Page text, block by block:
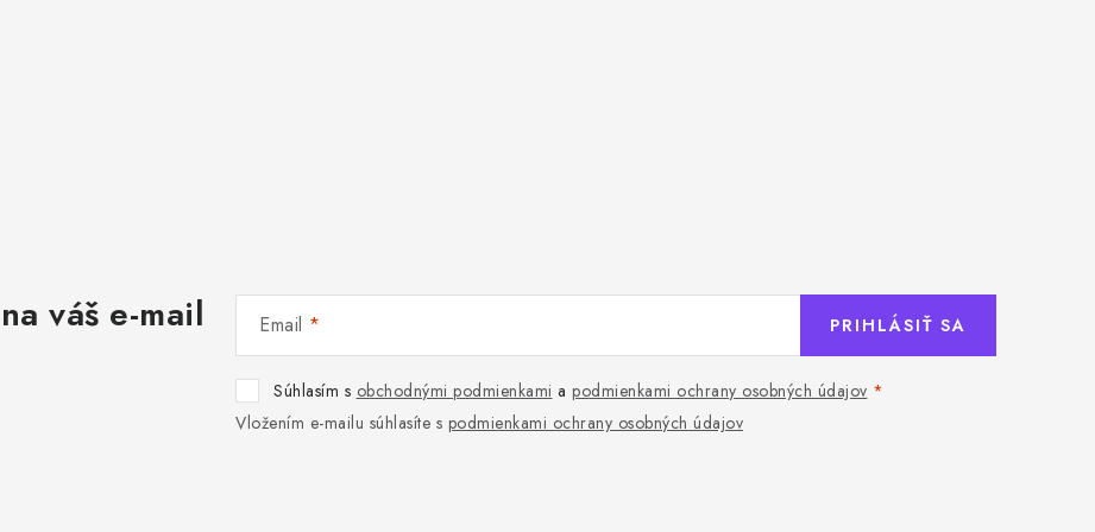
váš e-mail Email
Súhlasím s obchodnými podmienkami a podmienkami ochrany osobných údajov
Vložením e-mailu súhlasíte s podmienkami ochrany osobných údajov
PRIHLÁSIŤ SA